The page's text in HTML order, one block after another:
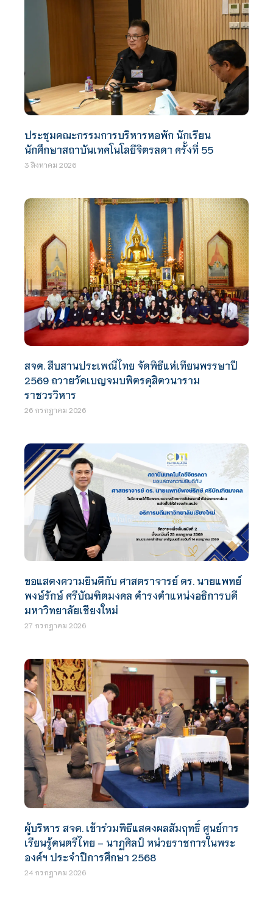
ประชุมคณะกรรมการบริหารหอพัก นักเรียน
นักศึกษาสถาบันเทคโนโลยีจิตรลดา ครั้งที่ 55
3 สิงหาคม 2026
สจด. สืบสานประเพณีไทย จัดพิธีแห่เทียนพรรษาปี
2569 ถวายวัดเบญจมบพิตรดุสิตวนาราม
ราชวรวิหาร
26 กรกฎาคม 2026
ขอแสดงความยินดีกับ ศาสตราจารย์ ดร. นายแพทย์
พงษ์รักษ์ ศรีบัณฑิตมงคล ดำรงตำแหน่งอธิการบดี
มหาวิทยาลัยเชียงใหม่
27 กรกฎาคม 2026
ผู้บริหาร สจด. เข้าร่วมพิธีแสดงผลสัมฤทธิ์ ศูนย์การ
เรียนรู้ดนตรีไทย – นาฏศิลป์ หน่วยราชการในพระ
องค์ฯ ประจำปีการศึกษา 2568
24 กรกฎาคม 2026